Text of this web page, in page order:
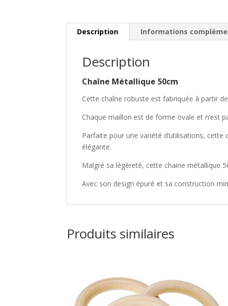
Description Informations
Description
Chaîne Métallique 50cm
Cette chaîne robuste est fabriquée à partir
Chaque maillon est de forme ovale et n’est
Parfaite pour une variété d’utilisations,
élégante.
Malgré sa légèreté, cette chaine métallique
Avec son design épuré et sa construction
Produits similaires